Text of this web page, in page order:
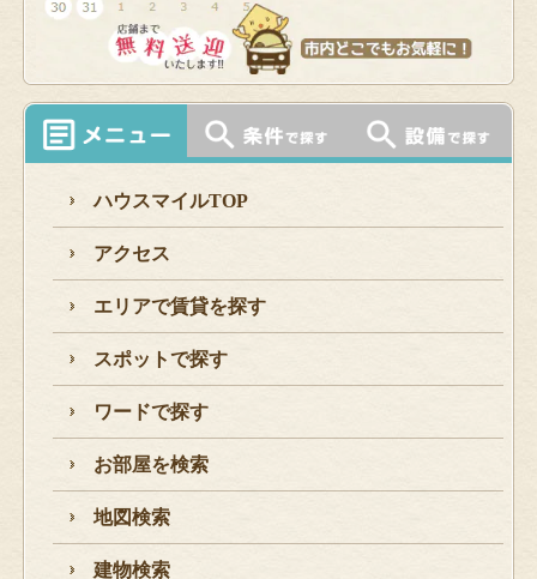
ハウスマイルTOP
アクセス
エリアで賃貸を探す
スポットで探す
ワードで探す
お部屋を検索
地図検索
建物検索